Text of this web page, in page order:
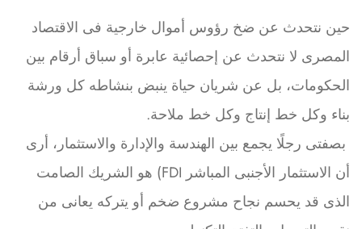
حين نتحدث عن ضخ رؤوس أموال خارجية فى الاقتصاد
المصرى لا نتحدث عن إحصائية عابرة أو سباق أرقام بين
الحكومات، بل عن شريان حياة ينبض بنشاطه كل ورشة
بناء وكل خط إنتاج وكل خط ملاحة.
بصفتى رجلًا يجمع بين الهندسة والإدارة والاستثمار، أرى
أن الاستثمار الأجنبى المباشر FDI) هو الشريك الصامت
الذى قد يحسم نجاح مشروع ضخم أو يتركه يعانى من